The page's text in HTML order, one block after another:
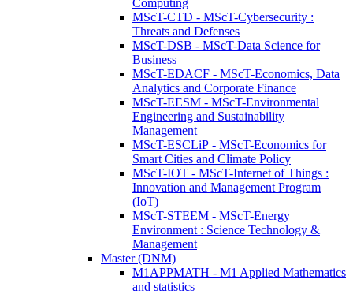
Computing
MScT-CTD - MScT-Cybersecurity :
Threats and Defenses
MScT-DSB - MScT-Data Science for
Business
MScT-EDACF - MScT-Economics, Data
Analytics and Corporate Finance
MScT-EESM - MScT-Environmental
Engineering and Sustainability
Management
MScT-ESCLiP - MScT-Economics for
Smart Cities and Climate Policy
MScT-IOT - MScT-Internet of Things :
Innovation and Management Program
(IoT)
MScT-STEEM - MScT-Energy
Environment : Science Technology &
Management
Master (DNM)
M1APPMATH - M1 Applied Mathematics
and statistics